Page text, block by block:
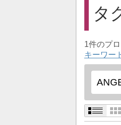
タ
1件のプ
キーワー